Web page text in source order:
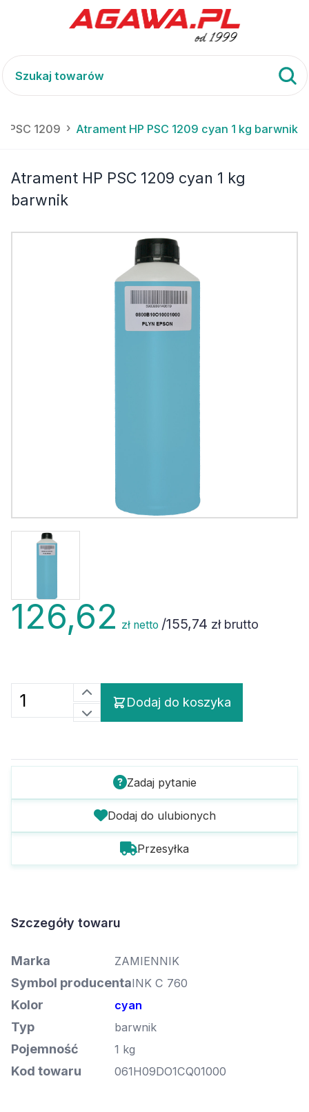
PSC 1209 Atrament HP PSC 1209 cyan 1 kg barwnik
Atrament HP PSC 1209 cyan 1 kg
barwnik
126,62 zł netto /155,74 zł brutto
Dodaj do koszyka
Zadaj pytanie
Dodaj do ulubionych
Przesyłka
Szczegóły towaru
Marka ZAMIENNIK
Symbol producentaINK C 760
Kolor cyan
Typ barwnik
Pojemność 1 kg
Kod towaru 061H09DO1CQ01000